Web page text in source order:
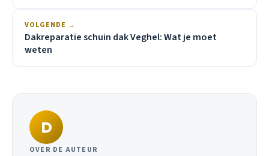
VOLGENDE →
Dakreparatie schuin dak Veghel: Wat je moet
weten
D
OVER DE AUTEUR